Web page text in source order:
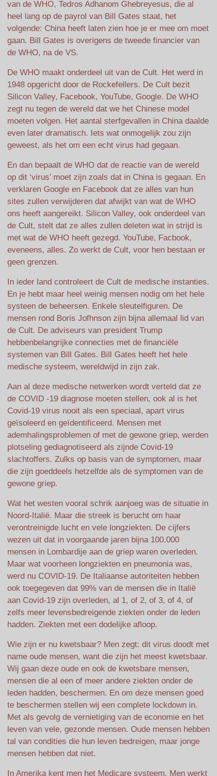
van de WHO, Tedros Adhanom Ghebreyesus, die al
heel lang op de payrol van Bill Gates staat, het
volgende: China heeft laten zien hoe je er mee om moet
gaan. Bill Gates is overigens de tweede financier van
de WHO, na de VS.
De WHO maakt onderdeel uit van de Cult. Het werd in
1948 opgericht door de Rockefellers. De Cult bezit
Silicon Valley, Facebook, YouTube, Google. De WHO
zegt nu tegen de wereld dat we het Chinese model
moeten volgen. Het aantal sterfgevallen in China daalde
even later dramatisch. Iets wat onmogelijk zou zijn
geweest, als het om een echt virus had gegaan.
En dan bepaalt de WHO dat de reactie van de wereld
op dit ‘virus’ moet zijn zoals dat in China is gegaan. En
verklaren Google en Facebook dat ze alles van hun
sites zullen verwijderen dat afwijkt van wat de WHO
ons heeft aangereikt. Silicon Valley, ook onderdeel van
de Cult, stelt dat ze alles zullen deleten wat in strijd is
met wat de WHO heeft gezegd. YouTube, Facbook,
eveneens, alles. Zo werkt de Cult, voor hen bestaan er
geen grenzen.
In ieder land controleert de Cult de medische instanties.
En je hebt maar heel weinig mensen nodig om het hele
systeen de beheersen. Enkele sleutelfiguren. De
mensen rond Boris Jofhnson zijn bijna allemaal lid van
de Cult. De adviseurs van president Trump
hebbenbelangrijke connecties met de financiële
systemen van Bill Gates. Bill Gates heeft het hele
medische systeem, wereldwijd in zijn zak.
Aan al deze medische netwerken wordt verteld dat ze
de COVID -19 diagnose moeten stellen, ook al is het
Covid-19 virus nooit als een speciaal, apart virus
geïsoleerd en geïdentificeerd. Mensen met
ademhalingsproblemen of met de gewone griep, werden
plotseling gediagnotiseerd als zijnde Covid-19
slachtoffers. Zulks op basis van de symptomen, maar
die zijn goeddeels hetzelfde als de symptomen van de
gewone griep.
Wat het westen vooral schrik aanjoeg was de situatie in
Noord-Italië. Maar die streek is berucht om haar
verontreinigde lucht en vele longziekten. De cijfers
wezen uit dat in voorgaande jaren bijna 100.000
mensen in Lombardije aan de griep waren overleden.
Maar wat voorheen longziekten en pneumonia was,
werd nu COVID-19. De Italiaanse autoriteiten hebben
ook toegegeven dat 99% van de mensen die in Italië
aan Covid-19 zijn overleden, al 1, of 2, of 3, of 4, of
zelfs meer levensbedreigende ziekten onder de leden
hadden. Ziekten met een dodelijke afloop.
Wie zijn er nu kwetsbaar? Men zegt: dit virus doodt met
name oude mensen, want die zijn het meest kwetsbaar.
Wij gaan deze oude en ook de kwetsbare mensen,
mensen die al een of meer andere ziekten onder de
leden hadden, beschermen. En om deze mensen goed
te beschermen stellen wij een complete lockdown in.
Met als gevolg de vernietiging van de economie en het
leven van vele, gezonde mensen. Oude mensen hebben
tal van condities die hun leven bedreigen, maar jonge
mensen hebben dat niet.
In Amerika kent men het Medicare systeem. Men werkt